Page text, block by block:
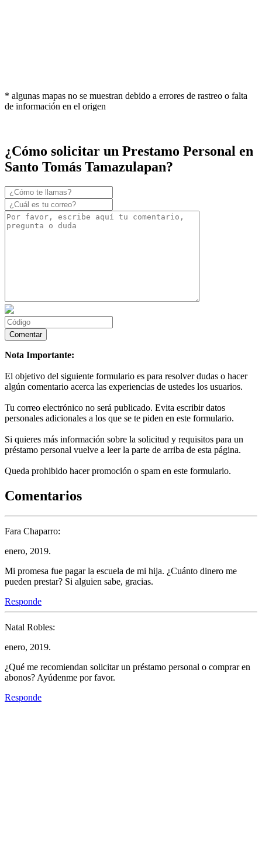
* algunas mapas no se muestran debido a errores de rastreo o falta
de información en el origen
¿Cómo solicitar un Prestamo Personal en
Santo Tomás Tamazulapan?
Nota Importante:
El objetivo del siguiente formulario es para resolver dudas o hacer
algún comentario acerca las experiencias de ustedes los usuarios.
Tu correo electrónico no será publicado. Evita escribir datos
personales adicionales a los que se te piden en este formulario.
Si quieres más información sobre la solicitud y requisitos para un
préstamo personal vuelve a leer la parte de arriba de esta página.
Queda prohibido hacer promoción o spam en este formulario.
Comentarios
Fara Chaparro:
enero, 2019.
Mi promesa fue pagar la escuela de mi hija. ¿Cuánto dinero me
pueden prestar? Si alguien sabe, gracias.
Responde
Natal Robles:
enero, 2019.
¿Qué me recomiendan solicitar un préstamo personal o comprar en
abonos? Ayúdenme por favor.
Responde